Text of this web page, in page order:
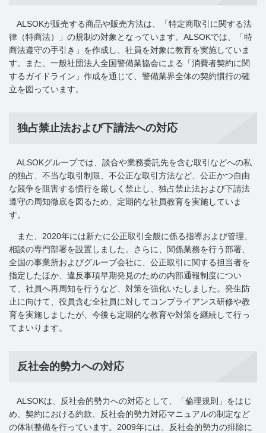
ALSOKが販売する商品や販売方法は、「特定商取引に関する法
律（特商法）」の規制の対象となっています。ALSOKでは、「特
商法遵守の手引き」を作成し、社員を対象に教育を実施していま
す。また、一般社団法人全国警備業協会による「消費者契約に関
するガイドライン」作成を通じて、警備業界全体の契約慣行の確
立を図っています。
独占禁止法および下請法への対応
ALSOKグループでは、談合や業務委託先を含む取引などへの私
的独占、不当な取引制限、不公正な取引方法など、公正かつ自由
な競争を阻害する慣行を厳しく禁止し、独占禁止法および下請法
遵守の周知徹底を図るため、定期的な社員教育を実施していま
す。
また、2020年には新たに公正取引全般に係る指導および管理、
相談の専門部署を設置しました。さらに、関係業務を行う部署、
全国の事業所およびグループ会社に、公正取引に関する担当者を
指定したほか、違反事項早期発見のための内部通報制度につい
て、社員へ再周知を行うなど、対策を強化いたしました。発生防
止に向けて、役員含む全社員に対してコンプライアンス研修や教
育を実施しましたが、今後も定期的な教育や対策を継続して行っ
てまいります。
反社会的勢力への対応
ALSOKは、反社会的勢力への対応として、「倫理規則」をはじ
め、契約における約款、反社会的勢力対応マニュアルの制定など
の体制整備を行っています。2009年には、反社会的勢力の排除に